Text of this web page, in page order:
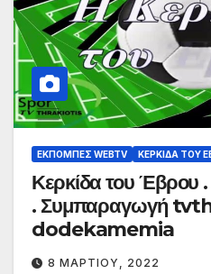
ΕΚΠΟΜΠΈΣ WEBTV ΚΕΡΚΊΔΑ ΤΟΥ
Κερκίδα του Έβρου
. Συμπαραγωγή
dodekamemia
8 ΜΑΡΤΊΟΥ, 2022